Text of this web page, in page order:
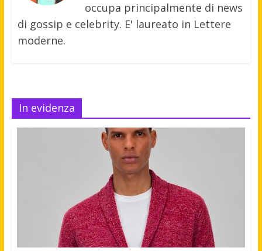
occupa principalmente di news
di gossip e celebrity. E' laureato in Lettere
moderne.
In evidenza